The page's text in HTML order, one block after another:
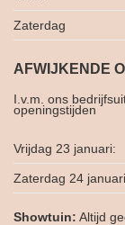
Zaterdag
AFWIJKENDE
I.v.m. ons
openingstijden
Vrijdag 23 januari:
Zaterdag 24
Showtuin: Altijd